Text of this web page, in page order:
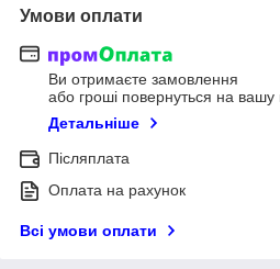
Умови оплати
Ви отримаєте замовлення
або гроші повернуться на вашу
Детальніше
Післяплата
Оплата на рахунок
Всі умови оплати